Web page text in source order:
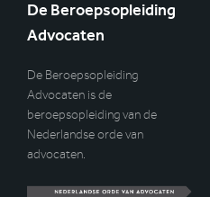
De Beroepsopleiding
Advocaten
De Beroepsopleiding
Advocaten is de
beroepsopleiding van de
Nederlandse orde van
advocaten.